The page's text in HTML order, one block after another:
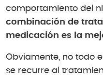
comportamiento del
combinación de
medicación es la
Obviamente, no todo
se recurre al